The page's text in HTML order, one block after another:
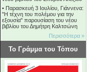
• Παρασκευή 3 Ιουλίου, Γιάννενα:
"Η τέχνη του πολέμου για την
εξουσία" παρουσίαση του νέου
βιβλίου του Δημήτρη Καλτσώνη
Περισσότερα »
Το Γράμμα του Τόπου